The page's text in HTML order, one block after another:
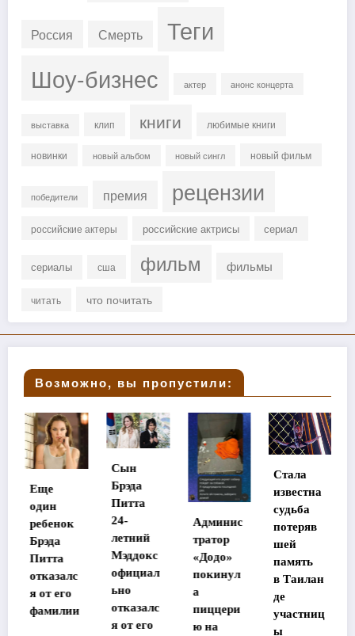
Россия Смерть Теги
Шоу-бизнес актер анонс концерта
выставка клип книги любимые книги
новинки новый альбом новый сингл новый фильм
победители премия рецензии
российские актеры российские актрисы сериал
сериалы сша фильм фильмы
читать что почитать
Возможно, вы пропустили:
Сын
24-
летний
Мэддокс
официал
ьно
отказалс
тратор
«Додо»
покинул
пиццери
ю на
Стала
известна
потеряв
шей
память
в Таилан
участниц
Хилари
Дафф
прокомм
ла
конфлик
Тисдейл